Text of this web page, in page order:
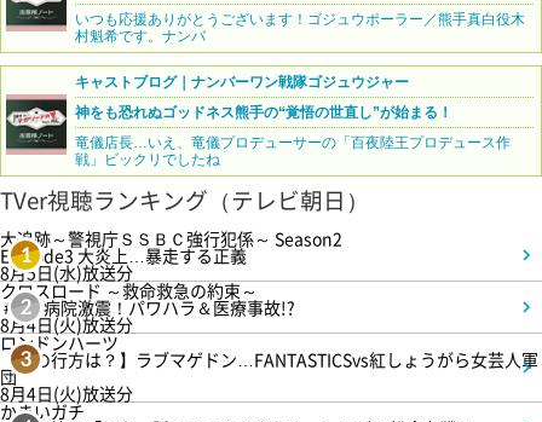
いつも応援ありがとうございます！ゴジュウポーラー／熊手真白役木
村魁希です。ナンバ
キャストブログ｜ナンバーワン戦隊ゴジュウジャー
神をも恐れぬゴッドネス熊手の“覚悟の世直し”が始まる！
竜儀店長…いえ、竜儀プロデューサーの「百夜陸王プロデュース作
戦」ビックリでしたね
TVer視聴ランキング（テレビ朝日）
1
大追跡～警視庁ＳＳＢＣ強行犯係～ Season2
Episode3 大炎上…暴走する正義
8月5日(水)放送分
2
クロスロード ～救命救急の約束～
＃5 病院激震！パワハラ＆医療事故!?
8月4日(火)放送分
3
ロンドンハーツ
【恋の行方は？】ラブマゲドン…FANTASTICSvs紅しょうがら女芸人軍
団
8月4日(火)放送分
かまいガチ